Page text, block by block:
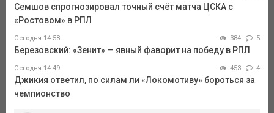
Семшов спрогнозировал точный счёт матча ЦСКА с
«Ростовом» в РПЛ
Сегодня 14:58 384 5
Березовский: «Зенит» — явный фаворит на победу в РПЛ
Сегодня 14:49 453 4
Джикия ответил, по силам ли «Локомотиву» бороться за
чемпионство